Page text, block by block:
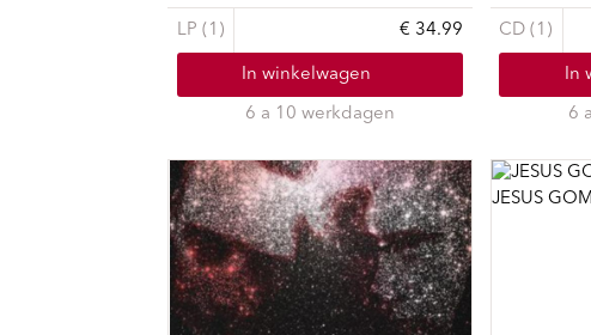
LP (1) € 34.99
In winkelwagen
6 a 10 werkdagen
CD (1)
In
6